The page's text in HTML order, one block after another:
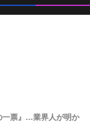
一票』…業界人が明か